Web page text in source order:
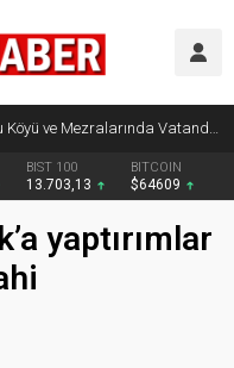
Kaymakam Erdoğan Altınsu Köyü ve Mezralarında Vatandaşlarla Buluştu
BIST 100
13.703,13
BITCOIN
$64609
yaptırımlar